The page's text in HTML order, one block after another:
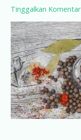
Tinggalkan Komentar